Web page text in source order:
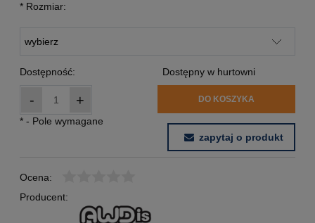
* Rozmiar:
Dostępność: Dostępny w hurtowni
- + DO KOSZYKA
* - Pole wymagane
zapytaj o produkt
Ocena:
Producent: